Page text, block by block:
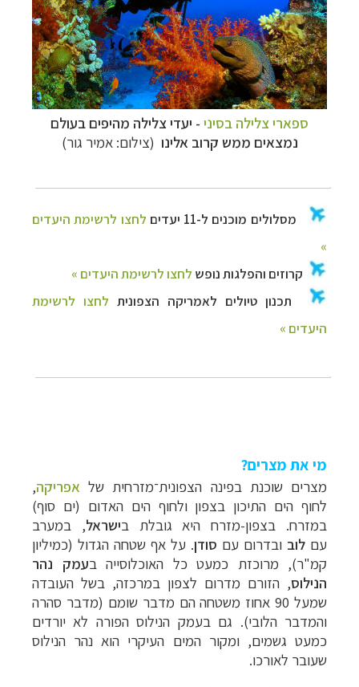
ספארי צלילה בסיני - יעדי צלילה מהיפים בעולם
נמצאים ממש קרוב אלינו (צילום: אמיר גור)
מי את מצרים?
מצרים שוכנת בפינה הצפונית־מזרחית של אפריקה,
לחוף הים התיכון בצפון ולחוף הים האדום (ים סוף)
במזרח. בצפון-מזרח היא גובלת בישראל, במערב
עם לוב ובדרום עם סודן. על אף שטחה הגדול (כמיליון
קמ"ר), מרוכזת כמעט כל האוכלוסייה בעמק נהר
הנילוס, הזורם מדרום לצפון במרכזה, בשל העובדה
שמעל 90 אחוז משטחה הם מדבר שומם (
מדבר סהרה
והמדבר הלובי). גם בעמק הנילוס הפורה לא יורדים
כמעט גשמים, ומקור המים העיקרי הוא נהר הנילוס
שעובר לאורכו.